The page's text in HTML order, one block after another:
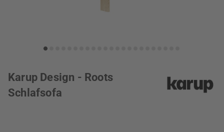
Karup Design - Roots
Schlafsofa